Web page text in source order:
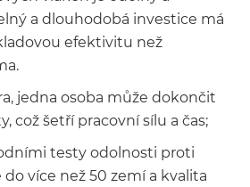
a dlouhodobá investice má
efektivitu než
jedna osoba může dokončit
což šetří pracovní sílu a čas;
testy odolnosti proti
více než 50 zemí a kvalita